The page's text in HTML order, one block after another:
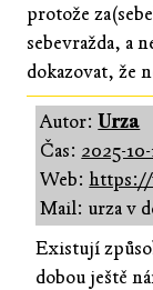
protože
sebevražda, a
dokazovat, že
Autor:Urza
Čas: 2025-
Web:
Mail: urza v
Existují
dobou ještě